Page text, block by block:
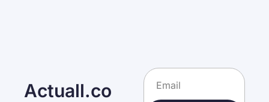
Actuall.co